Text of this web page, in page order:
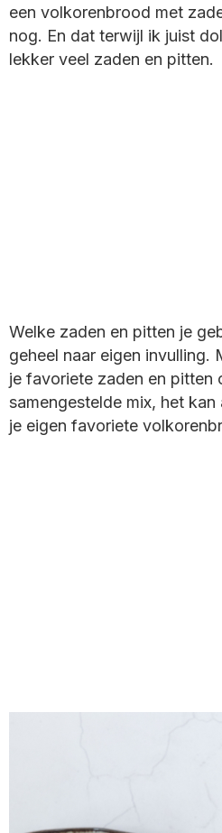
een volkorenbrood met
nog. En dat terwijl ik juist
lekker veel zaden en pitten.
Welke zaden en pitten je
geheel naar eigen invulling.
je favoriete zaden en
samengestelde mix, het
je eigen favoriete